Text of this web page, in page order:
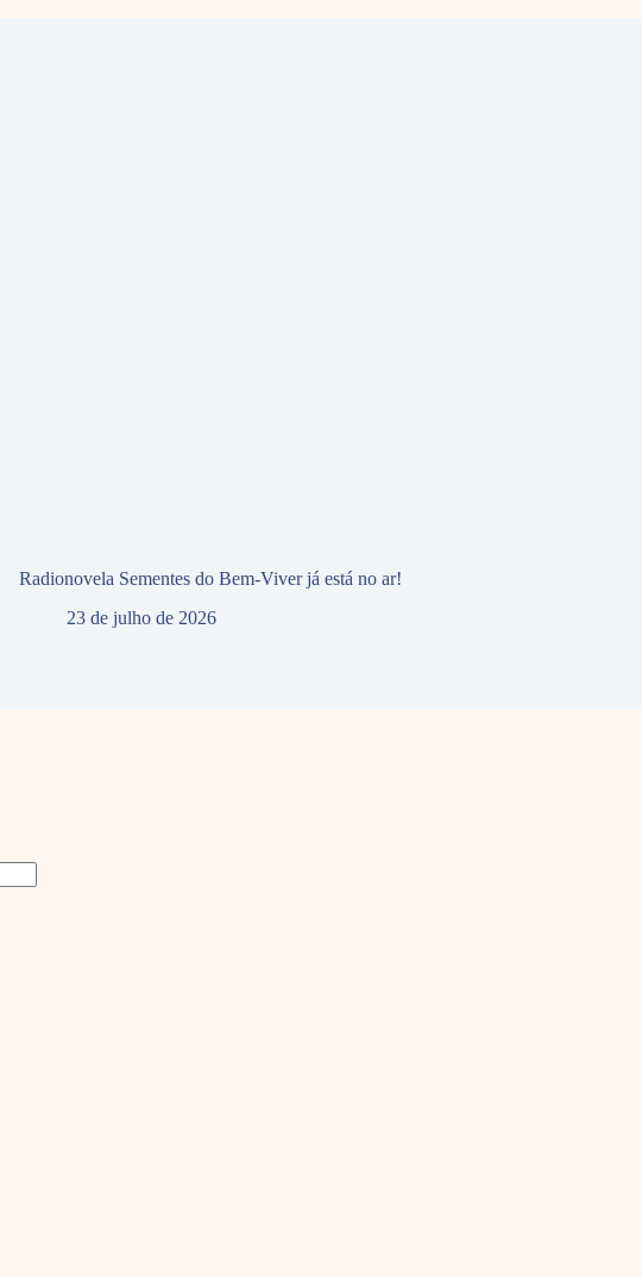
Radionovela Sementes do Bem-Viver já está no ar!
23 de julho de 2026